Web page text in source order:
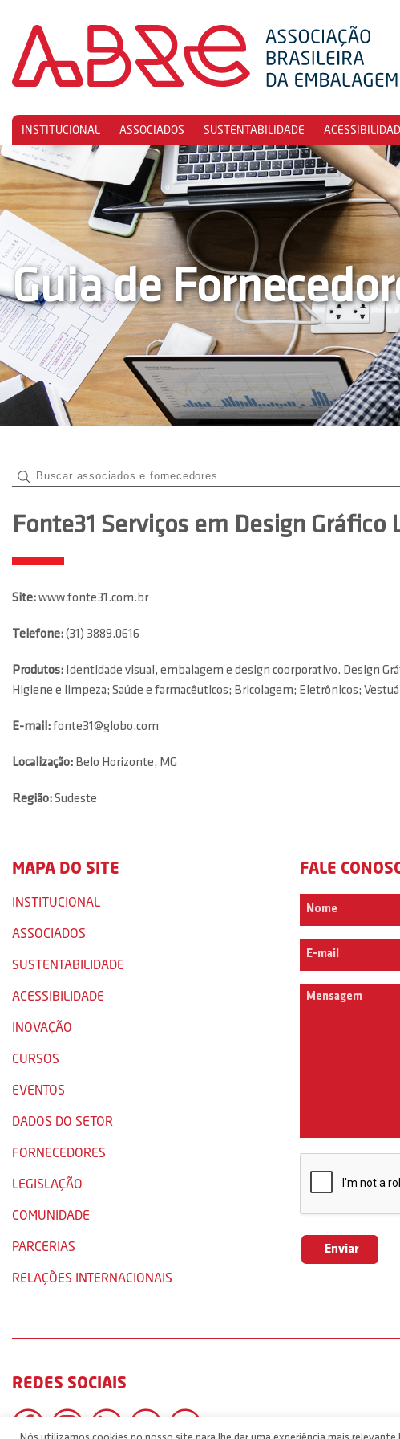
INSTITUCIONAL ASSOCIADOS SUSTENTABILIDADE
Guia de
Fonte31 Serviços em Design Gráfico
Site:www.fonte31.com.br
Telefone:(31) 3889.0616
Produtos: Identidade visual, embalagem e design coorporativo. Design
Higiene e limpeza; Saúde e farmacêuticos; Bricolagem; Eletrônicos;
E-mail:fonte31@globo.com
Localização: Belo Horizonte, MG
Região:Sudeste
MAPA DO SITE
INSTITUCIONAL
ASSOCIADOS
SUSTENTABILIDADE
ACESSIBILIDADE
INOVAÇÃO
CURSOS
EVENTOS
DADOS DO SETOR
FORNECEDORES
LEGISLAÇÃO
COMUNIDADE
PARCERIAS
RELAÇÕES INTERNACIONAIS
FALE
REDES SOCIAIS